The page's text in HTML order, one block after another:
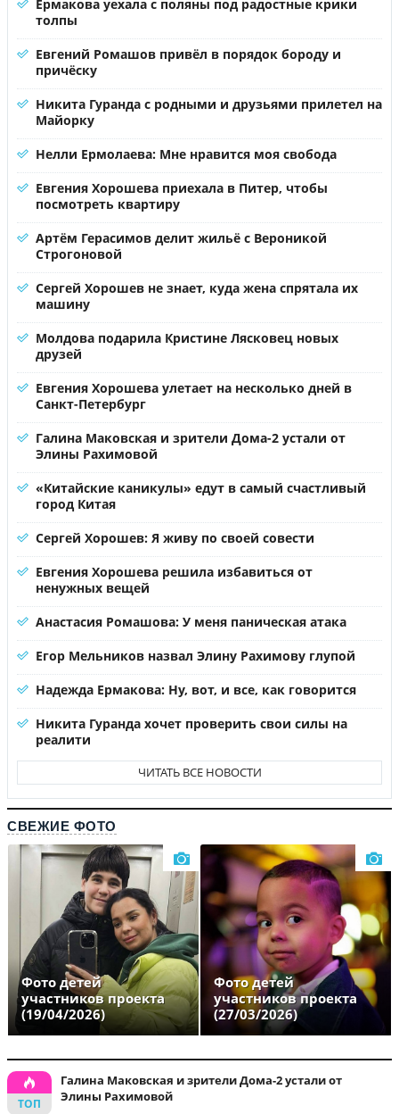
Ермакова уехала с поляны под радостные крики
толпы
Евгений Ромашов привёл в порядок бороду и
причёску
Никита Гуранда с родными и друзьями прилетел на
Майорку
Нелли Ермолаева: Мне нравится моя свобода
Евгения Хорошева приехала в Питер, чтобы
посмотреть квартиру
Артём Герасимов делит жильё с Вероникой
Строгоновой
Сергей Хорошев не знает, куда жена спрятала их
машину
Молдова подарила Кристине Лясковец новых
друзей
Евгения Хорошева улетает на несколько дней в
Санкт-Петербург
Галина Маковская и зрители Дома-2 устали от
Элины Рахимовой
«Китайские каникулы» едут в самый счастливый
город Китая
Сергей Хорошев: Я живу по своей совести
Евгения Хорошева решила избавиться от
ненужных вещей
Анастасия Ромашова: У меня паническая атака
Егор Мельников назвал Элину Рахимову глупой
Надежда Ермакова: Ну, вот, и все, как говорится
Никита Гуранда хочет проверить свои силы на
реалити
ЧИТАТЬ ВСЕ НОВОСТИ
СВЕЖИЕ ФОТО
Фото детей
участников проекта
(19/04/2026)
Фото детей
участников проекта
(27/03/2026)
Галина Маковская и зрители Дома-2 устали от
Элины Рахимовой